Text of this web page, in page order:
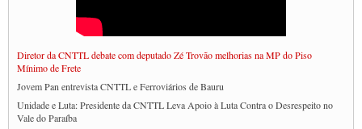
Diretor da CNTTL debate com deputado Zé Trovão melhorias na MP do Piso
Mínimo de Frete
Jovem Pan entrevista CNTTL e Ferroviários de Bauru
Unidade e Luta: Presidente da CNTTL Leva Apoio à Luta Contra o Desrespeito no
Vale do Paraíba